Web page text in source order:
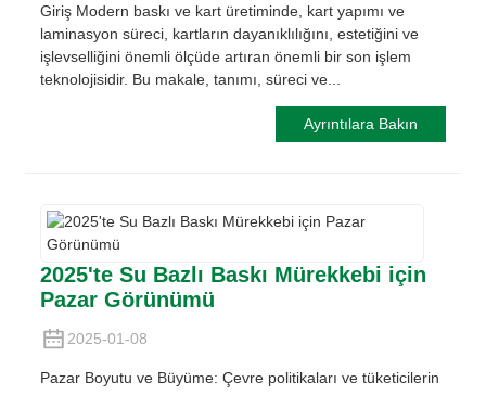
Giriş Modern baskı ve kart üretiminde, kart yapımı ve
laminasyon süreci, kartların dayanıklılığını, estetiğini ve
işlevselliğini önemli ölçüde artıran önemli bir son işlem
teknolojisidir. Bu makale, tanımı, süreci ve...
Ayrıntılara Bakın
2025'te Su Bazlı Baskı Mürekkebi için
Pazar Görünümü
2025-01-08
Pazar Boyutu ve Büyüme: Çevre politikaları ve tüketicilerin